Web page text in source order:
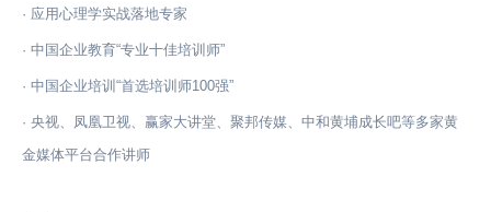
· 应用心理学实战落地专家
· 中国企业教育“专业十佳培训师”
· 中国企业培训“首选培训师100强”
· 央视、凤凰卫视、赢家大讲堂、聚邦传媒、中和黄埔成长吧等多家黄
金媒体平台合作讲师